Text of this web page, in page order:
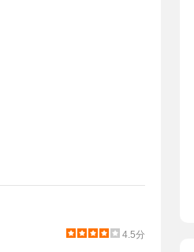
4.5分